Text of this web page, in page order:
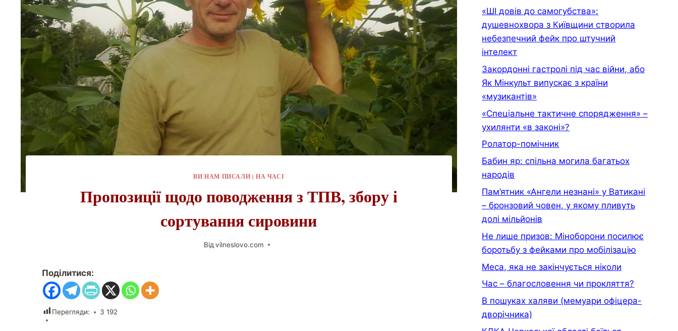
ВИ НАМ ПИСАЛИ | НА ЧАСІ
Пропозиції щодо поводження з ТПВ, збору і
сортування сировини
Від vilneslovo.com
Поділитися:
Перегляди: 3 192
«ШІ довів до самогубства»:
душевнохвора з Київщини створила
небезпечний фейк про штучний
інтелект
Закордонні гастролі під час війни, або
Як Мінкульт випускає з країни
«музикантів»
«Спеціальне тактичне спорядження» –
ухилянти «в законі»?
Ролатор-помічник
Бабин яр: спільна могила багатьох
народів
Пам’ятник «Ангели незнані» у Ватикані
– бронзовий човен, у якому пливуть
долі мільйонів
Не лише призов: Міноборони посилює
боротьбу з фейками про мобілізацію
Меса, яка не закінчується ніколи
Час – благословення чи прокляття?
В пошуках халяви (мемуари офiцера-
дворiчника)